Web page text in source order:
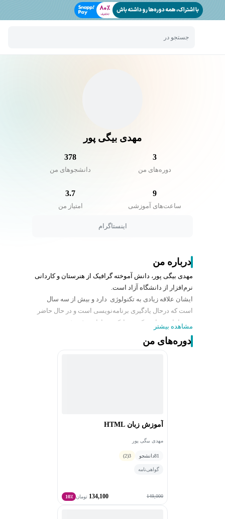
جستجو در
مهدی بیگی پور
3
دوره‌های من
378
دانشجو‌های من
9
ساعت‌های آموزشی
3.7
امتیاز من
اینستاگرام
درباره من
مهدی بیگی پور، دانش آموخته گرافیک از هنرستان و کاردانی
نرم‌افزار از دانشگاه آزاد است.
ایشان علاقه زیادی به تکنولوژی دارد و بیش از سه سال
است که درحال یادگیری برنامه‌نویسی است و در حال حاضر
چند تا بازی ساخته که در مایکت و بازار به فروش می‌رود. وی
آموزشی کرده است.
مشاهده بیشتر
دوره‌های من
آموزش زبان HTML
مهدی بیگی پور
81دانشجو 3
(2)
گواهی‌نامه
149,000
134,100 تومان 10٪